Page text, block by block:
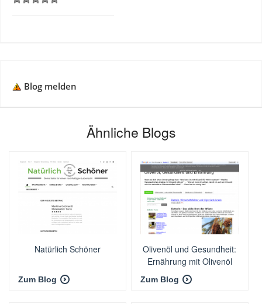
Blog melden
Ähnliche Blogs
Natürlich Schöner
Zum Blog
Olivenöl und Gesundheit:
Ernährung mit Olivenöl
leicht gemacht
Zum Blog